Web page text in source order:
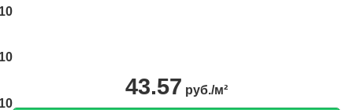
43.57 руб./м²